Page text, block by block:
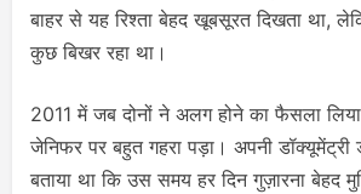
बाहर से यह रिश्ता बेहद खूबसूरत दिखता था,
कुछ बिखर रहा था।
2011 में जब दोनों ने अलग होने का फैसला
जेनिफर पर बहुत गहरा पड़ा। अपनी डॉक्यूमेंट्री
बताया था कि उस समय हर दिन गुज़ारना बेहद